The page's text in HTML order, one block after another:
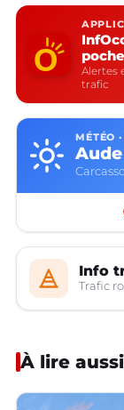
poche
Alertes
trafic
MÉTÉO
Aude
Info
Trafic
À lire aussi